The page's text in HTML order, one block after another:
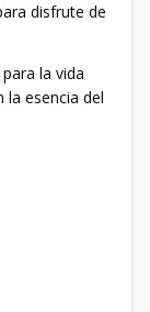
disfrute de
la vida
la esencia del